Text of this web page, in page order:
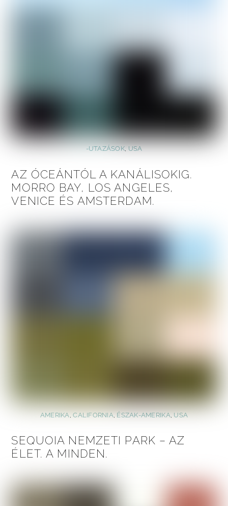
-UTAZÁSOK,USA
AZ ÓCEÁNTÓL A KANÁLISOKIG.
MORRO BAY, LOS ANGELES,
VENICE ÉS AMSTERDAM.
AMERIKA ,CALIFORNIA ÉSZAK-AMERIKA USA
SEQUOIA NEMZETI PARK – AZ
ÉLET. A MINDEN.